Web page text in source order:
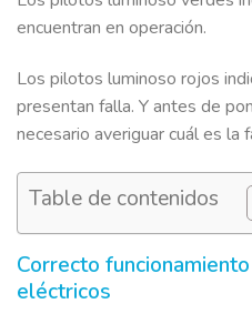
encuentran en operación.
Los pilotos luminoso rojos
presentan falla. Y antes de
necesario averiguar cuál es la
Table de contenidos
Correcto
eléctricos